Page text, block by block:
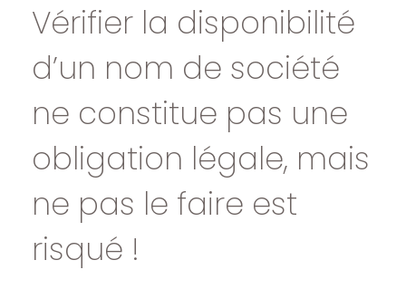
Vérifier la disponibilité
d’un nom de société
ne constitue pas une
obligation légale, mais
ne pas le faire est
risqué !